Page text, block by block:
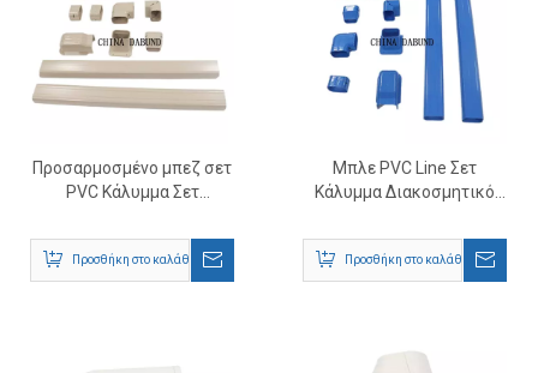
Προσαρμοσμένο μπεζ σετ
PVC Κάλυμμα Σετ
αγωγών
Προσθήκη στο καλάθι
Μπλε PVC Line Σετ
Κάλυμμα Διακοσμητικό
Προσθήκη στο καλάθι